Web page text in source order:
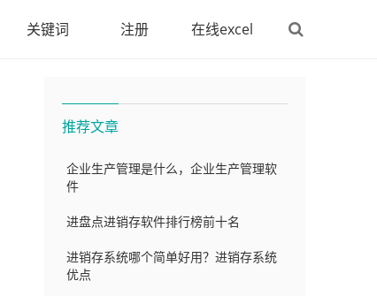
关键词 注册 在线excel
推荐文章
企业生产管理是什么，企业生产管理软
件
进盘点进销存软件排行榜前十名
进销存系统哪个简单好用？进销存系统
优点